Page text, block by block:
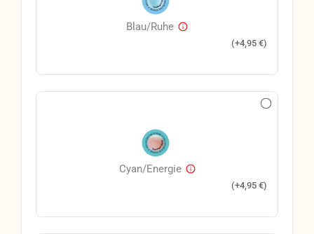
Blau/Ruhe
(+4,95 €)
Cyan/Energie
(+4,95 €)